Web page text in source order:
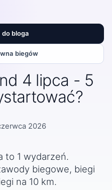
do bloga
biegów
4 lipca - 5
2026
to 1 wydarzeń.
biegowe, biegi
na 10 km.